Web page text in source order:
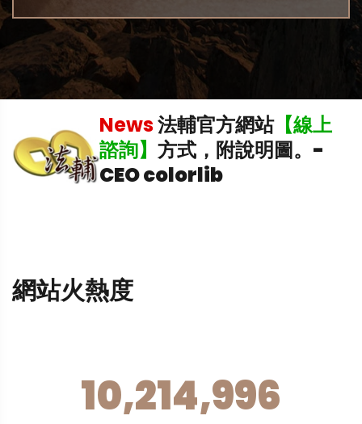
News法輔官方網站【線上
諮詢】 方式，附說明圖。 -
CEO colorlib
網站火熱度
10,214,996